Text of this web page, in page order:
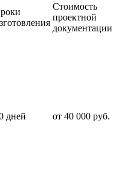
Стоимость
проектной
документации
дней от 40 000 руб.